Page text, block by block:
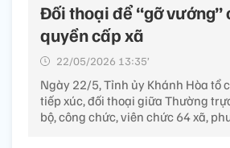
Đối thoại để “gỡ vướng”
quyền cấp xã
22/05/2026 13:35’
Ngày 22/5, Tỉnh ủy Khánh Hòa tổ
tiếp xúc, đối thoại giữa Thường
bộ, công chức, viên chức 64 xã,